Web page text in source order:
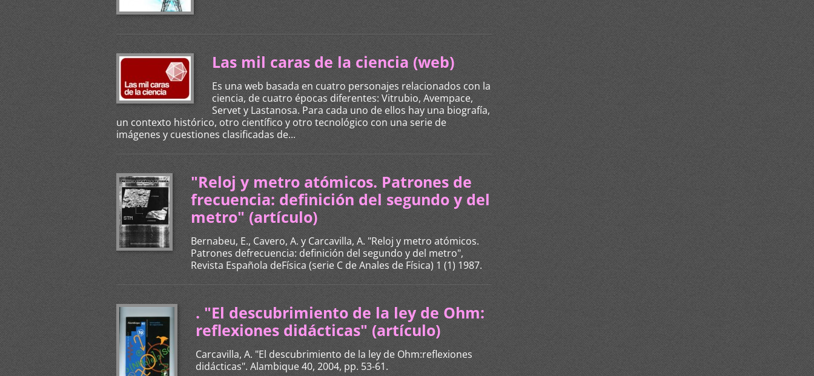
Las mil caras de la ciencia (web)
Es una web basada en cuatro personajes relacionados con la
ciencia, de cuatro épocas diferentes: Vitrubio, Avempace,
Servet y Lastanosa. Para cada uno de ellos hay una biografía,
un contexto histórico, otro científico y otro tecnológico con una serie de
imágenes y cuestiones clasificadas de...
"Reloj y metro atómicos. Patrones de
frecuencia: definición del segundo y del
metro" (artículo)
Bernabeu, E., Cavero, A. y Carcavilla, A. "Reloj y metro atómicos.
Patrones defrecuencia: definición del segundo y del metro",
Revista Española deFísica (serie C de Anales de Física) 1 (1) 1987.
. "El descubrimiento de la ley de Ohm:
reflexiones didácticas" (artículo)
Carcavilla, A. "El descubrimiento de la ley de Ohm:reflexiones
didácticas". Alambique 40, 2004, pp. 53-61.